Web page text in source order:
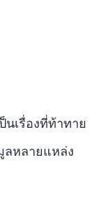
เรื่องที่ท้าทาย
ลหลายแหล่ง